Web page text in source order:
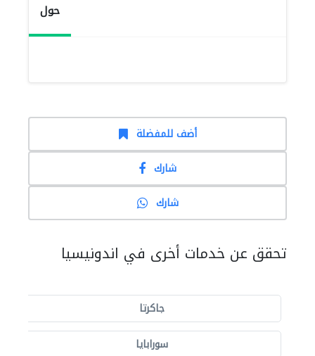
حول
أضف للمفضلة
شارك
شارك
تحقق عن خدمات أخرى في اندونيسيا
جاكرتا
سورابايا